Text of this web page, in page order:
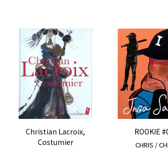
Christian Lacroix,
Costumier
ROOKIE
CHRIS /